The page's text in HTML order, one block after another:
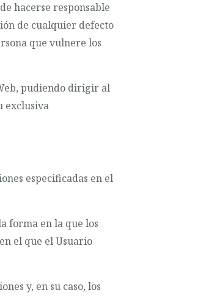
hacerse responsable
de cualquier defecto
que vulnere los
pudiendo dirigir al
exclusiva
especificadas en el
forma en la que los
el que el Usuario
y, en su caso, los